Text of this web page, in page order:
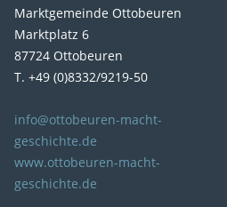
Marktgemeinde Ottobeuren
Marktplatz 6
87724 Ottobeuren
T. +49 (0)8332/9219-50
info@ottobeuren-macht-
geschichte.de
www.ottobeuren-macht-
geschichte.de